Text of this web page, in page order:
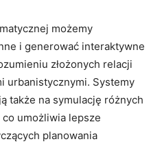
możemy
⁣i ⁢generować interaktywne
złożonych relacji
urbanistycznymi. Systemy
także na symulację⁣ różnych
umożliwia lepsze
planowania